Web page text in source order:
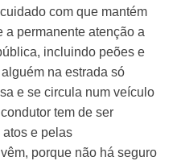
com que mantém
a permanente atenção a
incluindo peões e
na estrada só
e se circula num veículo
tem de ser
e pelas
porque não há seguro